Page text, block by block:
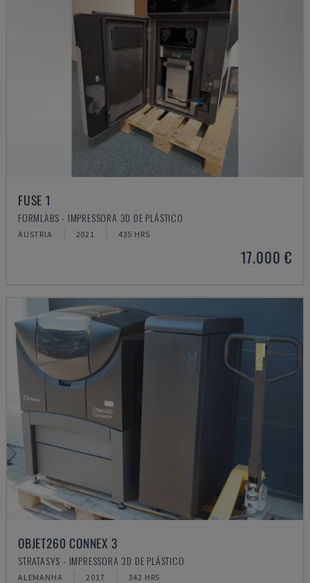
FUSE 1
FORMLABS - IMPRESSORA 3D DE PLÁSTICO
ÁUSTRIA 2021 435 HRS
17.000 €
OBJET260 CONNEX 3
STRATASYS - IMPRESSORA 3D DE PLÁSTICO
ALEMANHA 2017 342 HRS